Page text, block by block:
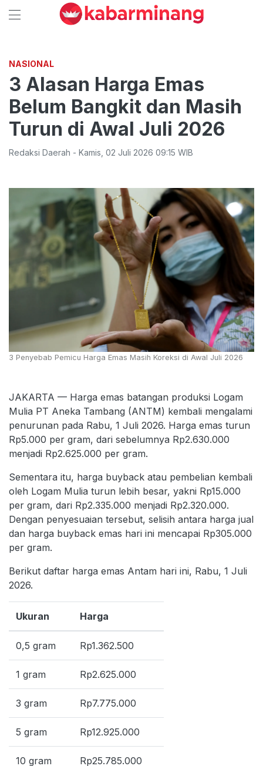
NASIONAL
3 Alasan Harga Emas
Belum Bangkit dan Masih
Turun di Awal Juli 2026
Redaksi Daerah - Kamis 02 Juli 2026 09:15 WIB
3 Penyebab Pemicu Harga Emas Masih Koreksi di Awal Juli 2026
JAKARTA — Harga emas batangan produksi Logam
Mulia PT Aneka Tambang (ANTM) kembali mengalami
penurunan pada Rabu, 1 Juli 2026. Harga emas turun
Rp5.000 per gram, dari sebelumnya Rp2.630.000
menjadi Rp2.625.000 per gram.
Sementara itu, harga buyback atau pembelian kembali
oleh Logam Mulia turun lebih besar, yakni Rp15.000
per gram, dari Rp2.335.000 menjadi Rp2.320.000.
Dengan penyesuaian tersebut, selisih antara harga jual
dan harga buyback emas hari ini mencapai Rp305.000
per gram.
Berikut daftar harga emas Antam hari ini, Rabu, 1 Juli
2026.
Ukuran Harga
0,5 gram Rp1.362.500
1 gram Rp2.625.000
3 gram Rp7.775.000
5 gram Rp12.925.000
10 gram Rp25.785.000